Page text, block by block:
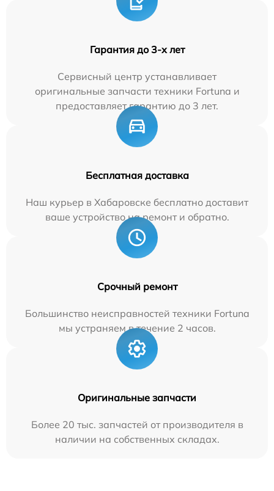
Гарантия до 3-х лет
Сервисный центр устанавливает
оригинальные запчасти техники Fortuna и
предоставляет гарантию до 3 лет.
Бесплатная доставка
Наш курьер в Хабаровске бесплатно доставит
ваше устройство на ремонт и обратно.
Срочный ремонт
Большинство неисправностей техники Fortuna
мы устраняем в течение 2 часов.
Оригинальные запчасти
Более 20 тыс. запчастей от производителя в
наличии на собственных складах.